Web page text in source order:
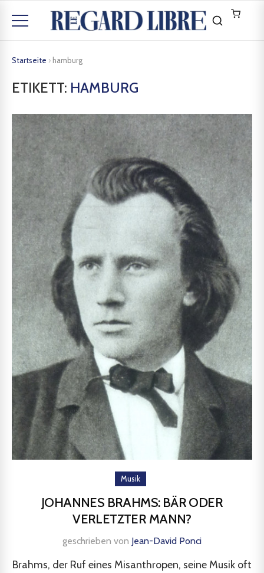
Startseite › hamburg
ETIKETT: HAMBURG
Musik
JOHANNES BRAHMS: BÄR ODER
VERLETZTER MANN?
geschrieben von Jean-David Ponci
Brahms, der Ruf eines Misanthropen, seine Musik oft